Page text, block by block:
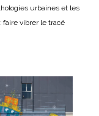
urbaines et les
faire vibrer le tracé